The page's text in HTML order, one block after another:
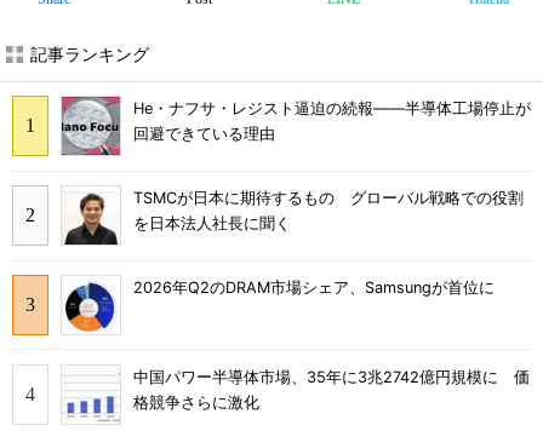
記事ランキング
He・ナフサ・レジスト逼迫の続報――半導体工場停止が
回避できている理由
TSMCが日本に期待するもの グローバル戦略での役割
を日本法人社長に聞く
2026年Q2のDRAM市場シェア、Samsungが首位に
中国パワー半導体市場、35年に3兆2742億円規模に 価
格競争さらに激化